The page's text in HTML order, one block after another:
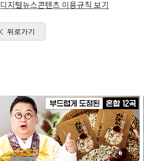
디지털뉴스콘텐츠 이용규칙 보기
뒤로가기